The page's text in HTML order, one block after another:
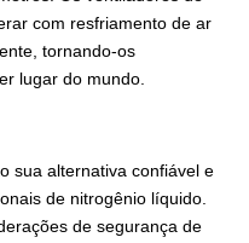
com resfriamento de ar
tornando-os
lugar do mundo.
sua alternativa confiável e
de nitrogênio líquido.
de segurança de